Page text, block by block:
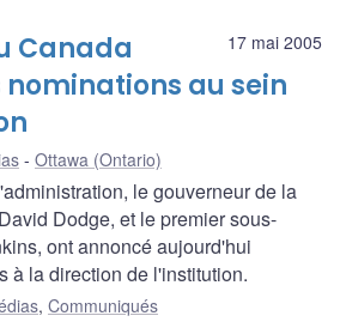
17 mai 2005
Canada
au sein
Ottawa (Ontario)
le gouverneur de la
Dodge, et le premier sous-
ont annoncé aujourd'hui
à la direction de l'institution.
, Communiqués